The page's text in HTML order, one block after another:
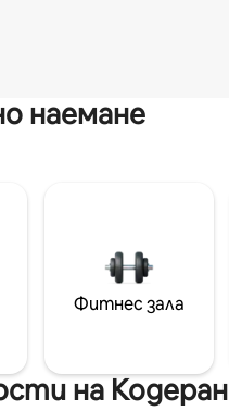
наемане
Фитнес зала
на Кодеран